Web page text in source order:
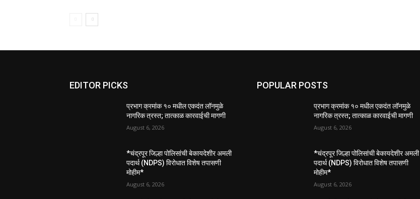
EDITOR PICKS
प्रभाग क्रमांक १० मधील एकदंत लॉनमुळे
नागरिक त्रस्त; तात्काळ कारवाईची मागणी
August 6, 2026
*चंद्रपूर जिल्हा पोलिसांची बेकायदेशीर अमली
पदार्थ (NDPS) विरोधात विशेष तपासणी
मोहीम*
August 6, 2026
POPULAR POSTS
प्रभाग क्रमांक १० मधील एकदंत लॉनमुळे
नागरिक त्रस्त; तात्काळ कारवाईची मागणी
August 6, 2026
*चंद्रपूर जिल्हा पोलिसांची बेकायदेशीर अमली
पदार्थ (NDPS) विरोधात विशेष तपासणी
मोहीम*
August 6, 2026